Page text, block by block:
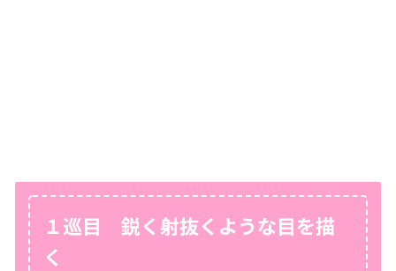
１巡目 鋭く射抜くような目を描
く